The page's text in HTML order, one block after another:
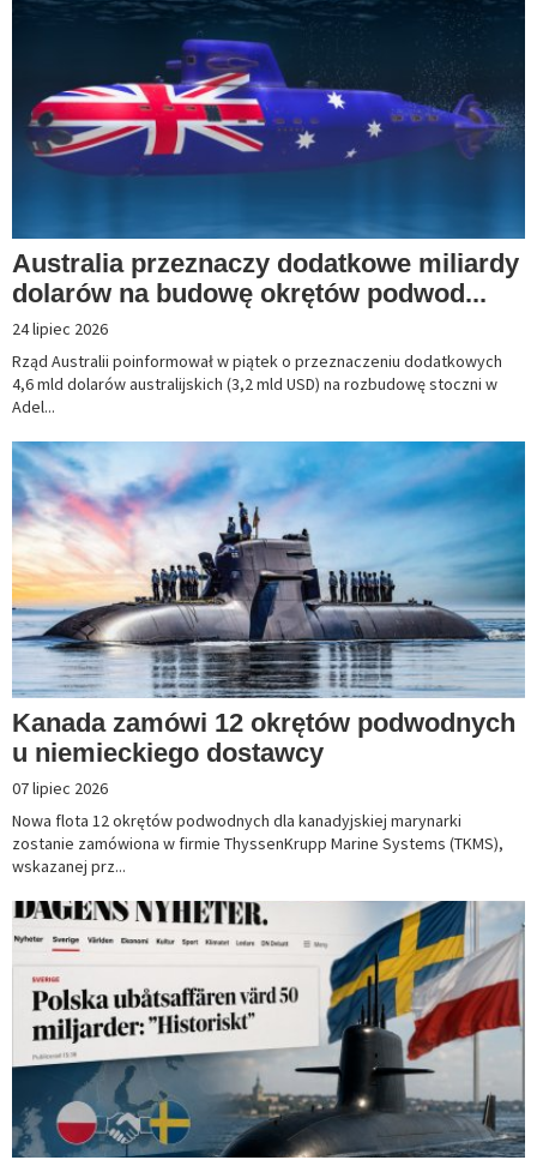
Australia przeznaczy dodatkowe miliardy
dolarów na budowę okrętów podwod...
24 lipiec 2026
Rząd Australii poinformował w piątek o przeznaczeniu dodatkowych
4,6 mld dolarów australijskich (3,2 mld USD) na rozbudowę stoczni w
Adel...
Kanada zamówi 12 okrętów podwodnych
u niemieckiego dostawcy
07 lipiec 2026
Nowa flota 12 okrętów podwodnych dla kanadyjskiej marynarki
zostanie zamówiona w firmie ThyssenKrupp Marine Systems (TKMS),
wskazanej prz...